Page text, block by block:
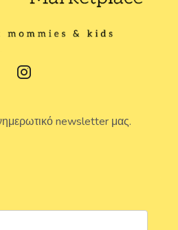
newsletter μας.